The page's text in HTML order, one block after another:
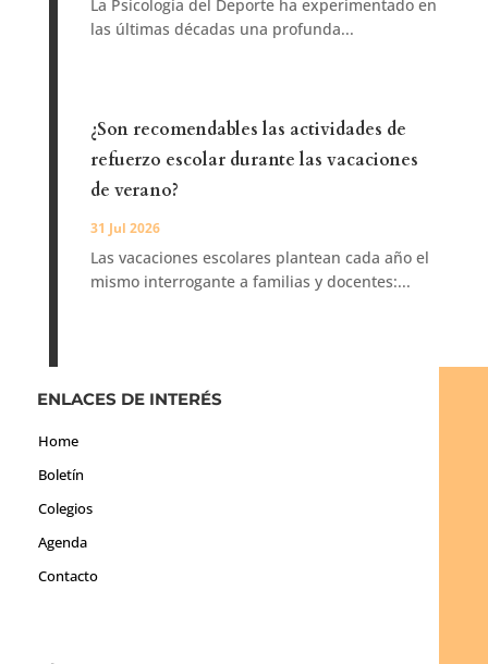
La Psicología del Deporte ha experimentado en
las últimas décadas una profunda...
¿Son recomendables las actividades de
refuerzo escolar durante las vacaciones
de verano?
31 Jul 2026
Las vacaciones escolares plantean cada año el
mismo interrogante a familias y docentes:...
ENLACES DE INTERÉS
Home
Boletín
Colegios
Agenda
Contacto